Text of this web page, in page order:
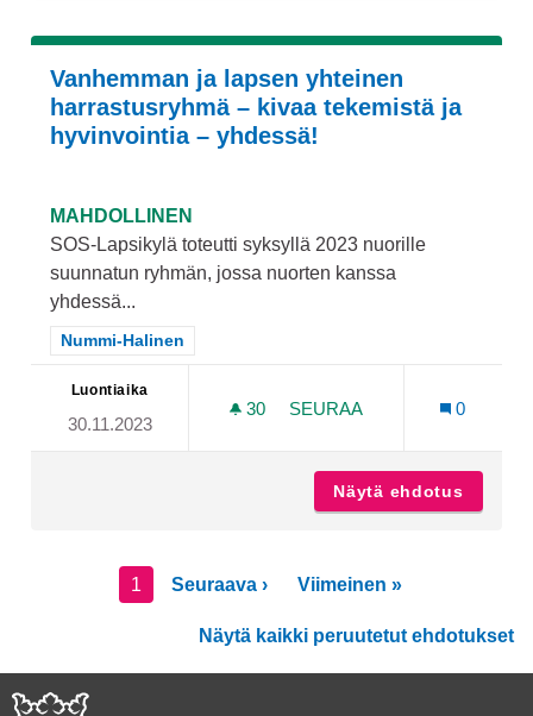
Vanhemman ja lapsen yhteinen
harrastusryhmä – kivaa tekemistä ja
hyvinvointia – yhdessä!
MAHDOLLINEN
SOS-Lapsikylä toteutti syksyllä 2023 nuorille
suunnatun ryhmän, jossa nuorten kanssa
yhdessä...
Rajaa tulokset teeman mukaan: Nummi-Halinen
Nummi-Halinen
Luontiaika
30.11.2023
30 30 SEURAAJAA
SEURAA
0
Näytä ehdotus
1 Seuraava › Viimeinen »
Näytä kaikki peruutetut ehdotukset